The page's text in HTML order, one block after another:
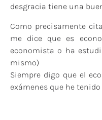
desgracia tiene una
Como precisamente
me dice que es
economista o ha
mismo)
Siempre digo que el
exámenes que he